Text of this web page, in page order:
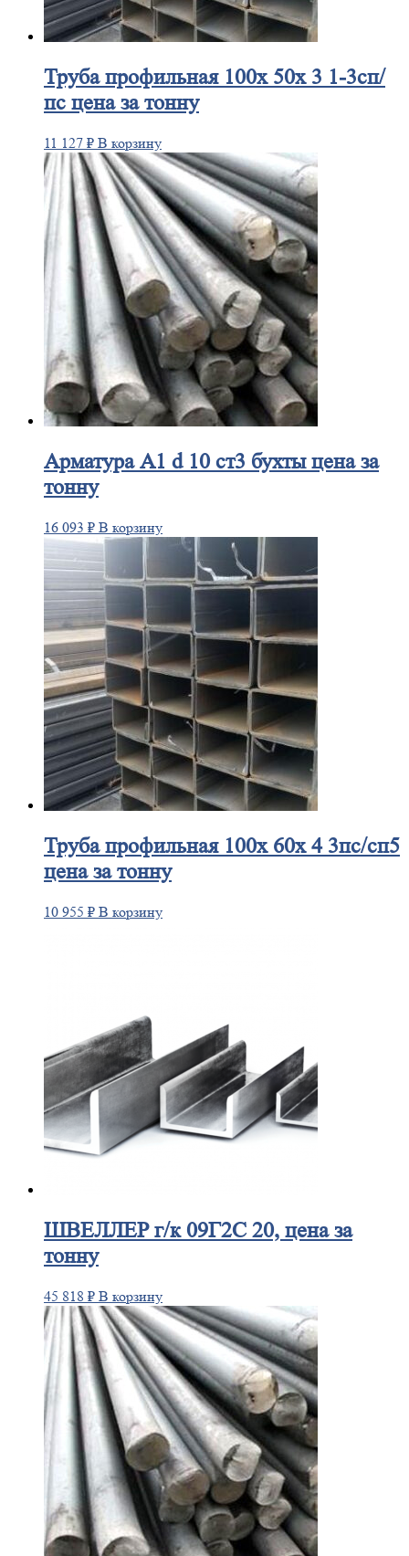
Трубапрофильная 100х 50х 3 1-3сп/
пс цена за тонну
11 127 ₽ В корзину
АрматураА1 d 10 ст3 бухты цена за
тонну
16 093 ₽ В корзину
Трубапрофильная 100х 60х 4 3пс/сп5
цена за тонну
10 955 ₽ В корзину
ШВЕЛЛЕРг/к 09Г2С 20, цена за
тонну
45 818 ₽ В корзину